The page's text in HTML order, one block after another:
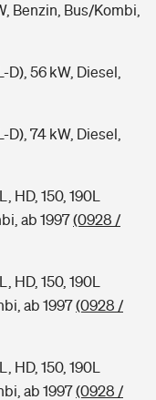
Kids
Benzin, Bus/Kombi,
D), 56 kW, Diesel,
D), 74 kW, Diesel,
HD, 150, 190L
ab 1997(0928 /
HD, 150, 190L
ab 1997(0928 /
HD, 150, 190L
ab 1997(0928 /